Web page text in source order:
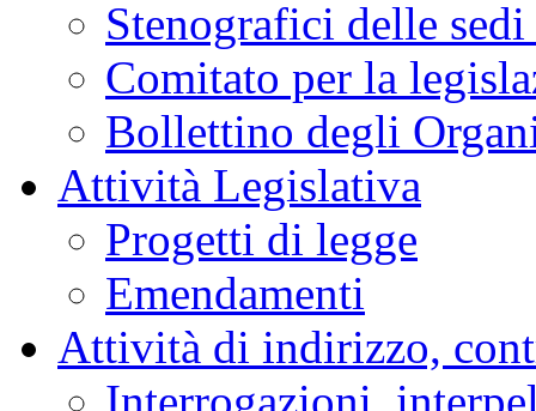
Stenografici delle
Comitato per la
Bollettino degli
Attività Legislativa
Progetti di legge
Emendamenti
Attività di indirizzo,